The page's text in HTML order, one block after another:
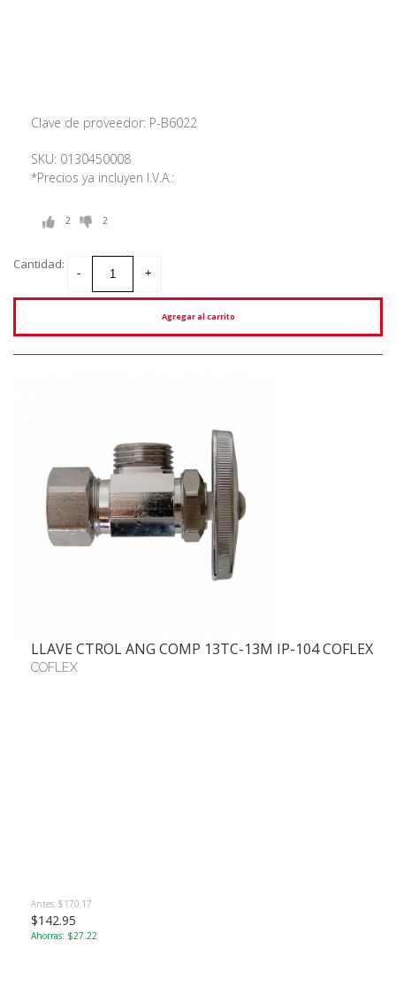
Clave de proveedor: P-B6022
SKU: 0130450008
*Precios ya incluyen I.V.A.:
2 2
Cantidad:
Agregar al carrito
LLAVE CTROL ANG COMP 13TC-13M IP-104 COFLEX
COFLEX
Antes: $170.17
$142.95
Ahorras: $27.22